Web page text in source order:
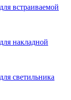
встраиваемой
накладной
светильника